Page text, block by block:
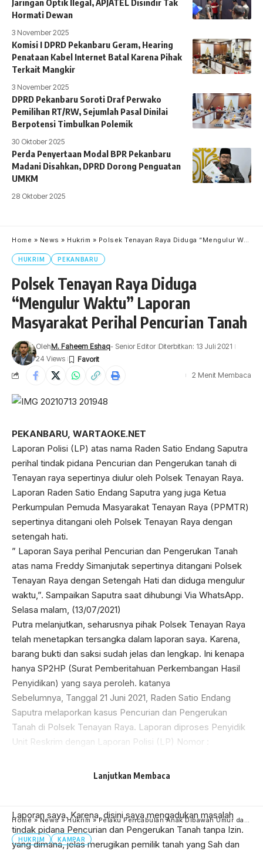
Jaringan Optik Ilegal, APJATEL Disindir Tak
Hormati Dewan
3 November 2025
Komisi I DPRD Pekanbaru Geram, Hearing
Penataan Kabel Internet Batal Karena Pihak
Terkait Mangkir
3 November 2025
DPRD Pekanbaru Soroti Draf Perwako
Pemilihan RT/RW, Sejumlah Pasal Dinilai
Berpotensi Timbulkan Polemik
30 Oktober 2025
Perda Penyertaan Modal BPR Pekanbaru
Madani Disahkan, DPRD Dorong Penguatan
UMKM
28 Oktober 2025
Home » News » Hukrim » Polsek Tenayan Raya Diduga “Mengulur Waktu” Laporan Masyarakat Perihal Pencurian Tanah
HUKRIM PEKANBARU
Polsek Tenayan Raya Diduga
“Mengulur Waktu” Laporan
Masyarakat Perihal Pencurian Tanah
OlehM. Faheem Eshaq- Senior Editor Diterbitkan: 13 Juli 2021
24 Views
2 Menit Membaca
PEKANBARU, WARTAOKE.NET
Laporan Polisi (LP) atas nama Raden Satio Endang Saputra
perihal tindak pidana Pencurian dan Pengerukan tanah di
Tenayan raya sepertinya diulur oleh Polsek Tenayan Raya.
Laporan Raden Satio Endang Saputra yang juga Ketua
Perkumpulan Pemuda Masyarakat Tenayan Raya (PPMTR)
sepertinya ditangani oleh Polsek Tenayan Raya dengan
setengah hati.
” Laporan Saya perihal Pencurian dan Pengerukan Tanah
atas nama Freddy Simanjutak sepertinya ditangani Polsek
Tenayan Raya dengan Setengah Hati dan diduga mengulur
waktu,”. Sampaikan Saputra saat dihubungi Via WhatsApp.
Selasa malam, (13/07/2021)
Putra melanjutkan, seharusnya pihak Polsek Tenayan Raya
telah menetapkan tersangka dalam laporan saya. Karena,
barang bukti dan saksi sudah jelas dan lengkap. Ini kenapa
hanya SP2HP (Surat Pemberitahuan Perkembangan Hasil
Penyidikan) yang saya peroleh. katanya
Sebelumnya, Tanggal 21 Juni 2021, Raden Satio Endang
Saputra melaporkan kasus Pencurian dan Pengerukan
Tanah di Polsek Tenayan Raya. Laporan diproses Penyidik
Unit Reskrim dengan Laporan Polisi (LP) Nomor :
Raden Satio Endang Saputra berjalan.
Laporan saya. Karena, disini saya mengadukan masalah
tindak pidana Pencurian dan Pengerukan Tanah tanpa Izin.
yang dimana, jelas merugikan pemilik tanah yang Sah dan
Lanjutkan Membaca
Home»News»Hukrim »Pelaku Pencabulan Anak Dibawah Umur dari Tahun 2014 Ditangkap Polisi
HUKRIM KAMPAR